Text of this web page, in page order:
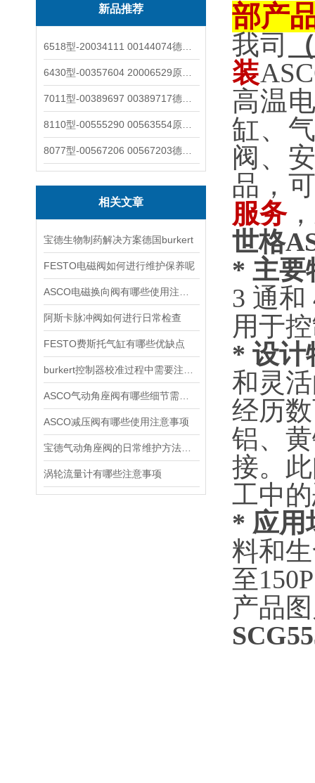
新品推荐
相关文章
宝德生物制药解决方案德国burkert
FESTO电磁阀如何进行维护保养呢
阿斯卡脉冲阀如何进行日常检查
FESTO费斯托气缸有哪些优缺点
ASCO减压阀有哪些使用注意事项
涡轮流量计有哪些注意事项
部产
我司
装
高温
缸、
阀、
品，
服务
世格
* 主要
3 通和
用于
* 设计
和灵
经历
铝、
接。
工中
* ‌应用
料和
至
产品